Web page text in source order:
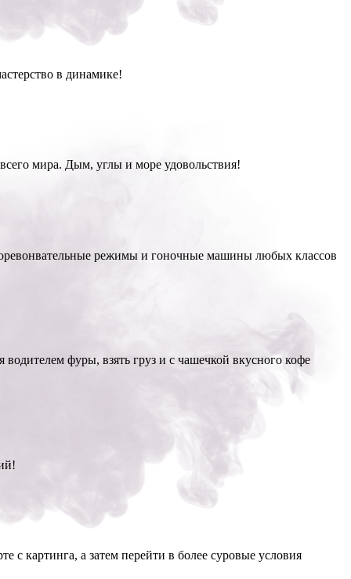
в динамике!
мира. Дым, углы и море удовольствия!
режимы и гоночные машины любых классов
фуры, взять груз и с чашечкой вкусного кофе
с картинга, а затем перейти в более суровые условия